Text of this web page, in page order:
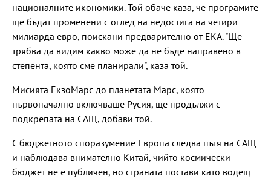
националните икономики. Той обаче каза, че програмите
ще бъдат променени с оглед на недостига на четири
милиарда евро, поискани предварително от ЕКА. "Ще
трябва да видим какво може да не бъде направено в
степента, която сме планирали", каза той.
Мисията ЕкзоМарс до планетата Марс, която
първоначално включваше Русия, ще продължи с
подкрепата на САЩ, добави той.
С бюджетното споразумение Европа следва пътя на САЩ
и наблюдава внимателно Китай, чийто космически
бюджет не е публичен, но страната постави като водещ